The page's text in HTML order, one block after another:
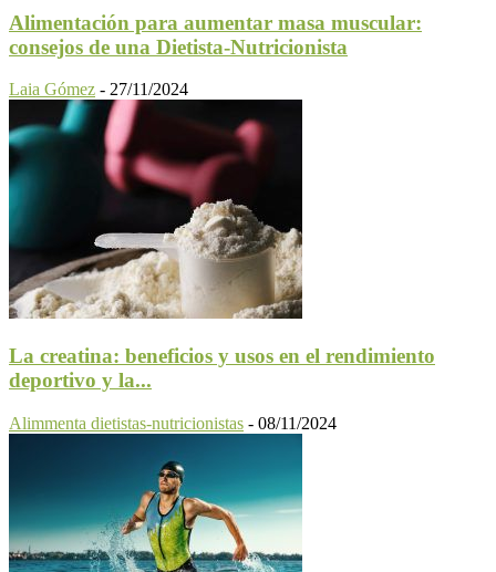
Alimentación para aumentar masa muscular:
consejos de una Dietista-Nutricionista
Laia Gómez - 27/11/2024
La creatina: beneficios y usos en el rendimiento
deportivo y la...
Alimmenta dietistas-nutricionistas - 08/11/2024